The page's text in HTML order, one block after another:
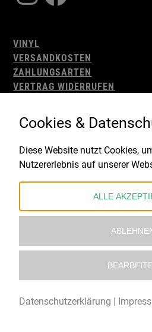
VINYL
VERSANDKOSTEN
ZAHLUNGSARTEN
VERTRAG WIDERRUFEN
WIDERRUFSBELEHRUNG
IMPRESSUM
Gefördert durch:
Cookies &
Diese Website nutzt Cookies,
Nutzererlebnis auf unserer
ALLE
Datenschutzerklärung |